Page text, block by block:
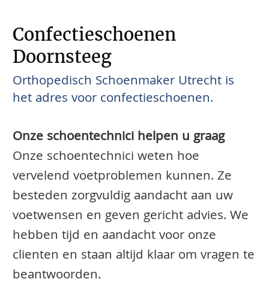
Confectieschoenen
Doornsteeg
Orthopedisch Schoenmaker Utrecht is
het adres voor confectieschoenen.
Onze schoentechnici helpen u graag
Onze schoentechnici weten hoe
vervelend voetproblemen kunnen. Ze
besteden zorgvuldig aandacht aan uw
voetwensen en geven gericht advies. We
hebben tijd en aandacht voor onze
clienten en staan altijd klaar om vragen te
beantwoorden.